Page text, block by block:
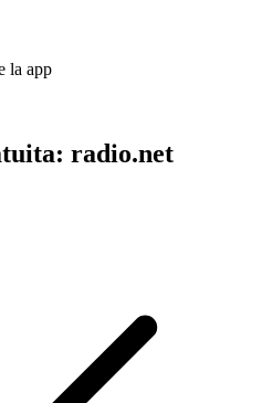
la app
radio.net